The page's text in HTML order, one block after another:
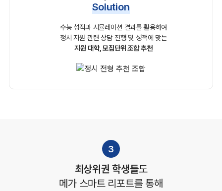
Solution
수능 성적과 시뮬레이션 결과를 활용하여
정시 지원 관련상담 진행 및 성적에 맞는
지원 대학, 모집단위 조합 추천
3
최상위권 학생들도
메가 스마트 리포트를 통해